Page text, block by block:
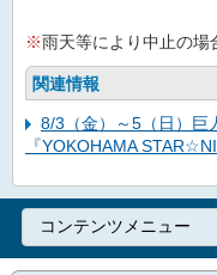
※雨天等により中止の場
関連情報
8/3（金）～5（日）巨
『YOKOHAMA